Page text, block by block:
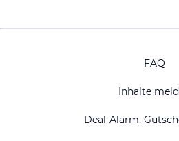
FAQ
Inhalte
Deal-Alarm,